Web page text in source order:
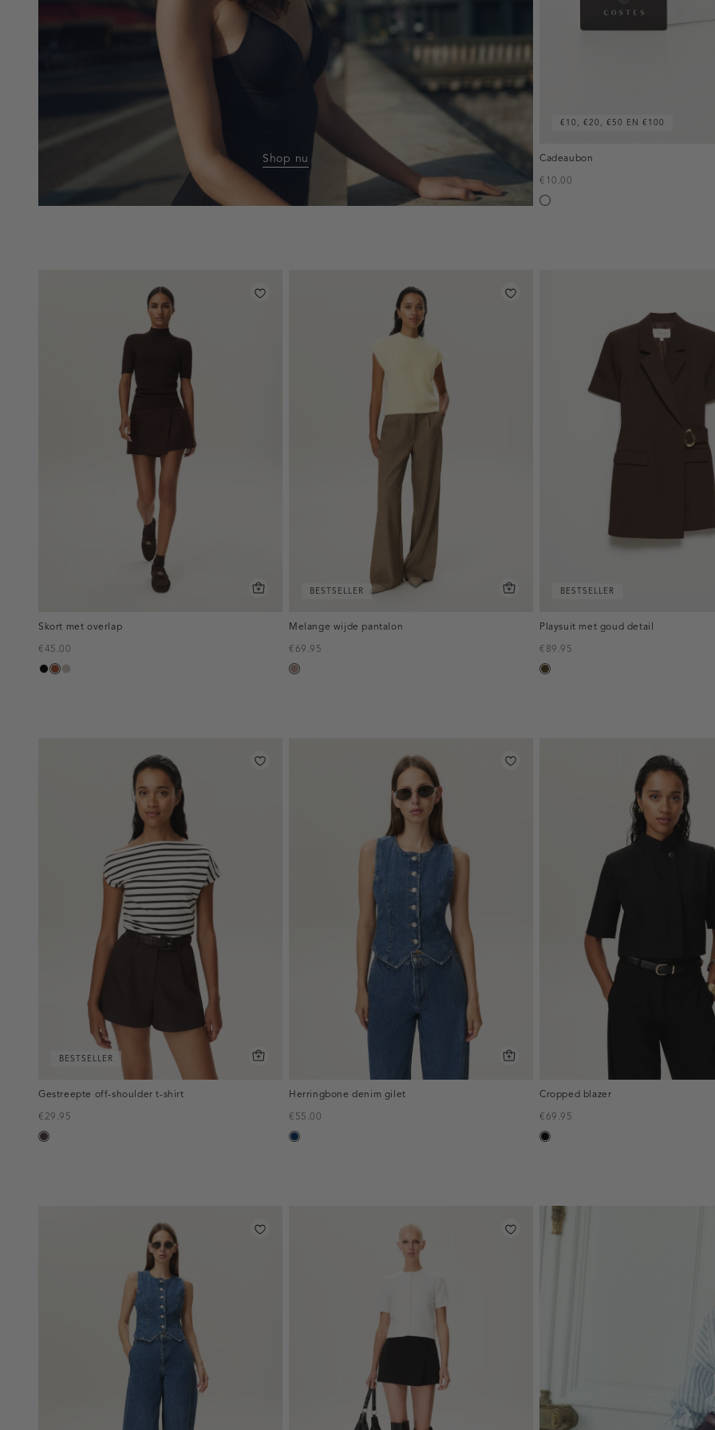
Shop nu
€10, €20, €50 EN €100
Cadeaubon
€10.00
Silver
Skort met overlap
€45.00
zwart
bruintaupe,
BESTSELLER
Melange wijde pantalon
€69.95
taupe,
BESTSELLER
Playsuit met goud detail
€89.95
toffee
BESTSELLER
Gestreepte off-shoulder t-shirt
€29.95
choco
Herringbone denim gilet
€55.00
blauw,
Cropped blazer
€69.95
zwart
inline-
banner:top